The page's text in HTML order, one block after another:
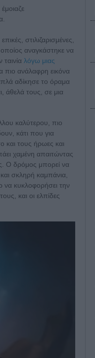
έμοιαζε
στιλιζαρισμένες,
αναγκάστηκε να
λόγω μιας
πιο ανάλαφρη εικόνα
αδίκησε το όραμα
άθελά τους, σε μια
καλύτερου, πιο
κάτι που για
και τους ήρωες και
χαμένη απαιτώντας
Ο δρόμος μπορεί να
σκληρή καμπάνια,
να κυκλοφορήσει την
και οι ελπίδες